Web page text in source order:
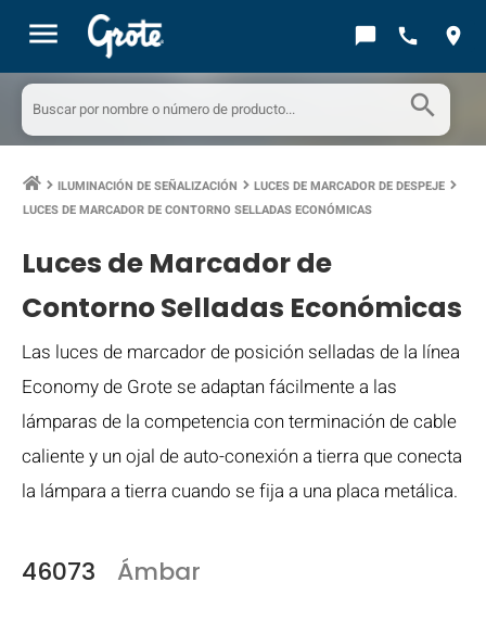
menu chat_bubble call location_on
search
keyboard_arrow_right ILUMINACIÓN DE SEÑALIZACIÓN keyboard_arrow_right LUCES DE MARCADOR DE DESPEJE keyboard_arrow_right
LUCES DE MARCADOR DE CONTORNO SELLADAS ECONÓMICAS
Luces de Marcador de
Contorno Selladas Económicas
Las luces de marcador de posición selladas de la línea
Economy de Grote se adaptan fácilmente a las
lámparas de la competencia con terminación de cable
caliente y un ojal de auto-conexión a tierra que conecta
la lámpara a tierra cuando se fija a una placa metálica.
46073 Ámbar